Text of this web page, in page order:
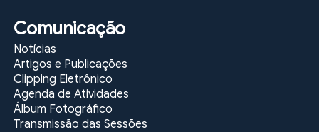
Comunicação
Notícias
Artigos e Publicações
Clipping Eletrônico
Agenda de Atividades
Álbum Fotográfico
Transmissão das Sessões